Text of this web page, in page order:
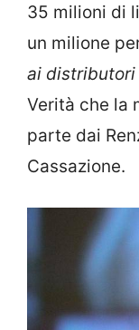
35 milioni di
un milione
ai
Verità che la
parte dai
Cassazione.